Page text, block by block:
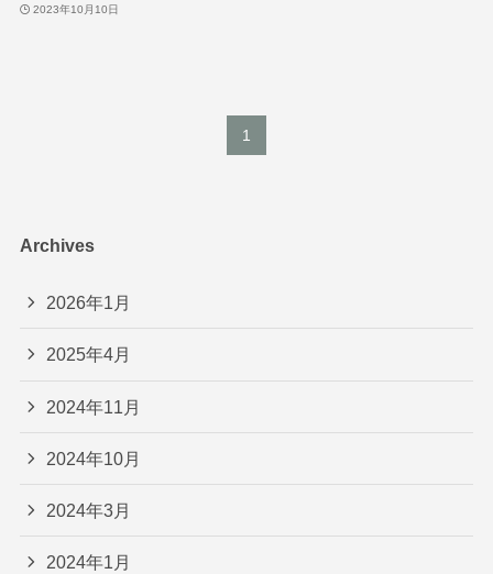
2023年10月10日
1
Archives
2026年1月
2025年4月
2024年11月
2024年10月
2024年3月
2024年1月